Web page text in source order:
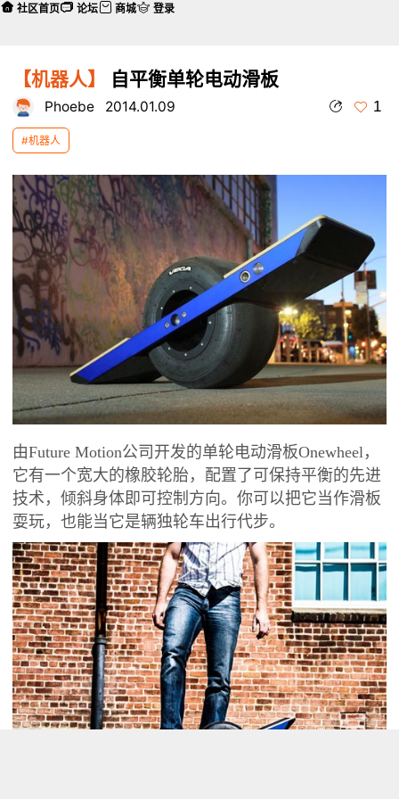
【机器人】 自平衡单轮电动滑板
Phoebe 2014.01.09 1
#机器人
由Future Motion公司开发的单轮电动滑板Onewheel，
它有一个宽大的橡胶轮胎，配置了可保持平衡的先进
技术，倾斜身体即可控制方向。你可以把它当作滑板
耍玩，也能当它是辆独轮车出行代步。
社区首页 论坛 商城 登录